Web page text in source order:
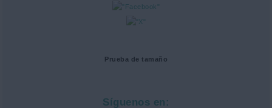
Prueba de tamaño
Síguenos en: